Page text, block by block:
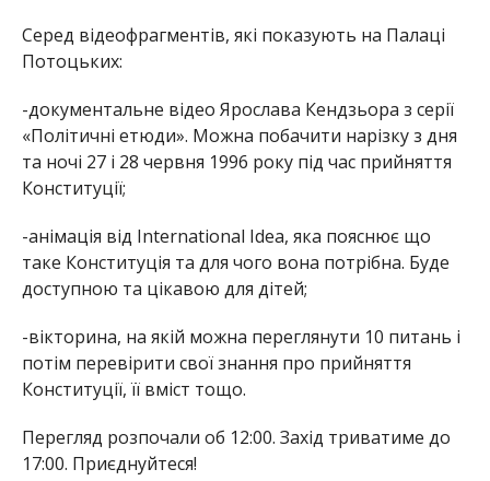
Серед відеофрагментів, які показують на Палаці
Потоцьких:
-документальне відео Ярослава Кендзьора з серії
«Політичні етюди». Можна побачити нарізку з дня
та ночі 27 і 28 червня 1996 року під час прийняття
Конституції;
-анімація від International Idea, яка пояснює що
таке Конституція та для чого вона потрібна. Буде
доступною та цікавою для дітей;
-вікторина, на якій можна переглянути 10 питань і
потім перевірити свої знання про прийняття
Конституції, її вміст тощо.
Перегляд розпочали об 12:00. Захід триватиме до
17:00. Приєднуйтеся!